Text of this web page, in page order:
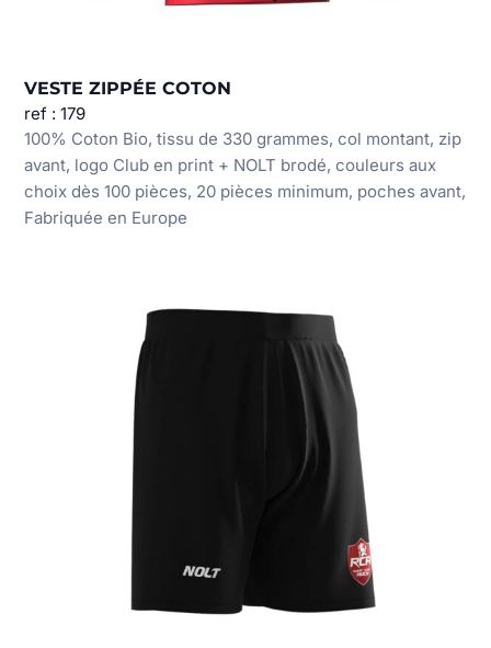
VESTE ZIPPÉE COTON
ref : 179
100% Coton Bio, tissu de 330 grammes, col montant, zip
avant, logo Club en print + NOLT brodé, couleurs aux
choix dès 100 pièces, 20 pièces minimum, poches avant,
Fabriquée en Europe